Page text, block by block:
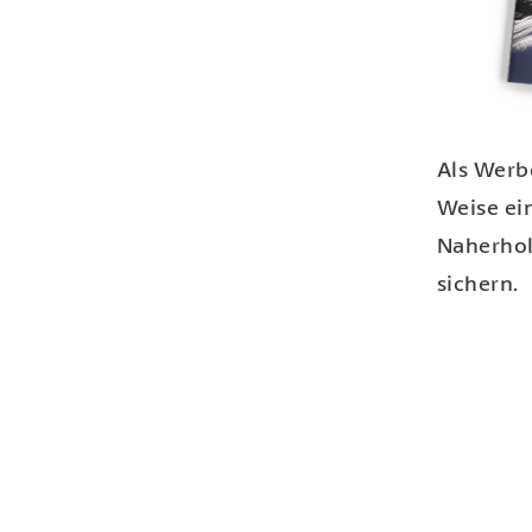
Als
Weise
sichern.